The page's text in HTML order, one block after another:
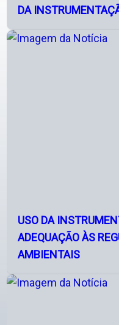
DA
USO DA
ADEQUAÇÃO ÀS
AMBIENTAIS